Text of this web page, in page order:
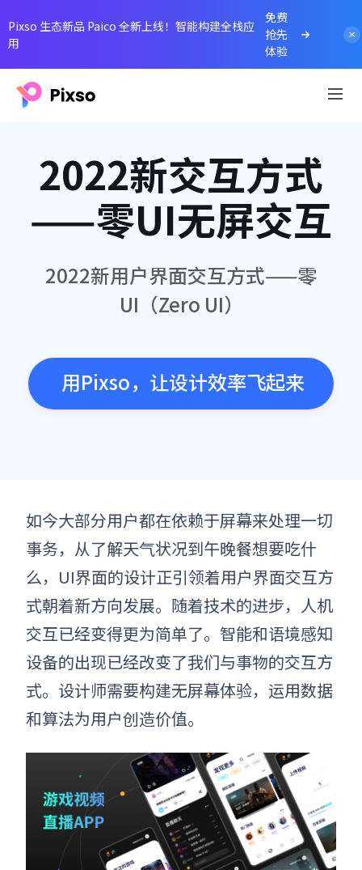
Pixso 生态新品 Paico 全新上线！智能构建全栈应
用
免费
抢先
体验
2022新交互方式
——零UI无屏交互
2022新用户界面交互方式——零
UI（Zero UI）
用Pixso，让设计效率飞起来
如今大部分用户都在依赖于屏幕来处理一切
事务，从了解天气状况到午晚餐想要吃什
么， UI界面的设计正引领着用户界面交互方
式朝着新方向发展。随着技术的进步，人机
交互已经变得更为简单了。 智能和语境感知
设备的出现已经改变了我们与事物的交互方
式。设计师需要构建无屏幕体验，运用数据
和算法为用户创造价值。